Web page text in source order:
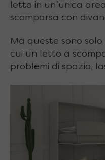
letto in un’unica
scomparsa con
Ma queste sono
cui un letto a
problemi di spazio,